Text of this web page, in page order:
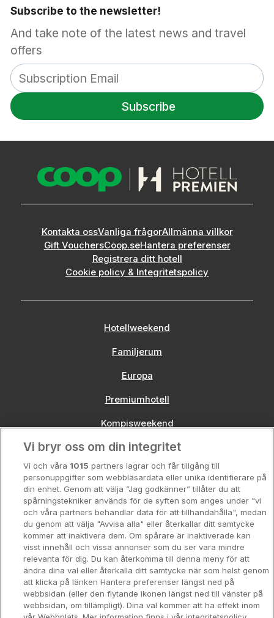
Subscribe to the newsletter!
And take note of the latest news and travel
offers
Subscribe
Kontakta ossVanliga frågorAllmänna villkor
Gift VouchersCoop.seHantera preferenser
Registrera ditt hotell
Cookie policy & Integritetspolicy
Hotellweekend
Familjerum
Europa
Premiumhotell
Kompisweekend
Storstadsweekend
Hotellrum under 995 kr
Spahotell
Sydsverige
Om Hotellpremien
Nya hotell
Stadsweekend
Vi bryr oss om din integritet
Vi och våra 1015 partners lagrar och får tillgång till
personuppgifter som webbläsardata eller unika identifierare på
din enhet. Genom att välja ”Jag godkänner” tillåter du att
spårningstekniker används för de syften som anges under "vi
och våra partners behandlar data för att tillhandahålla", medan
du genom att välja "Avvisa alla" eller återkallar ditt samtycke
kommer att inaktivera dem. Om spårare är inaktiverade kan
visst innehåll och vissa annonser som du ser vara mindre
relevanta för dig. Du kan återkomma till denna meny för att
ändra dina val eller återkalla ditt samtycke när som helst genom
att klicka på länken Hantera preferenser längst ned på
webbsidan (eller den flytande ikonen längst ned till vänster på
webbsidan, om tillämpligt). Dina val kommer att ha effekt inom